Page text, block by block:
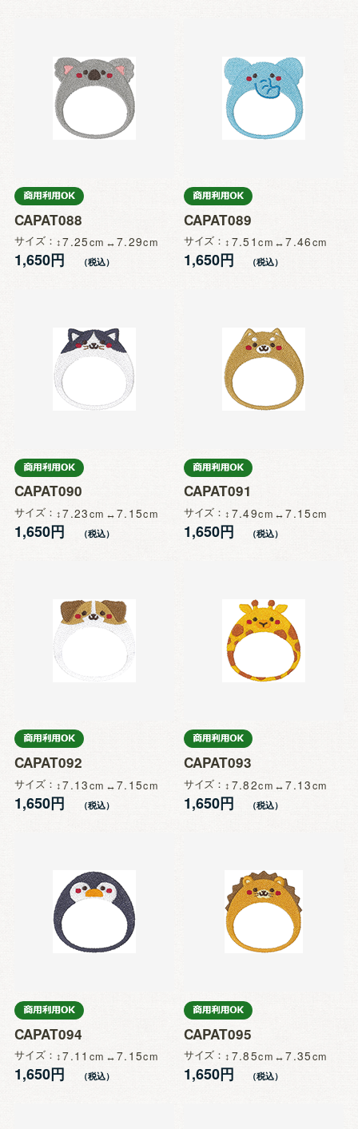
CAPAT088
サイズ 7.25 7.29
1,650円
CAPAT089
サイズ 7.51 7.46
1,650円
CAPAT090
サイズ 7.23 7.15
1,650円
CAPAT091
サイズ 7.49 7.15
1,650円
CAPAT092
サイズ 7.13 7.15
1,650円
CAPAT093
サイズ 7.82 7.13
1,650円
CAPAT094
サイズ 7.11 7.15
1,650円
CAPAT095
サイズ 7.85 7.35
1,650円